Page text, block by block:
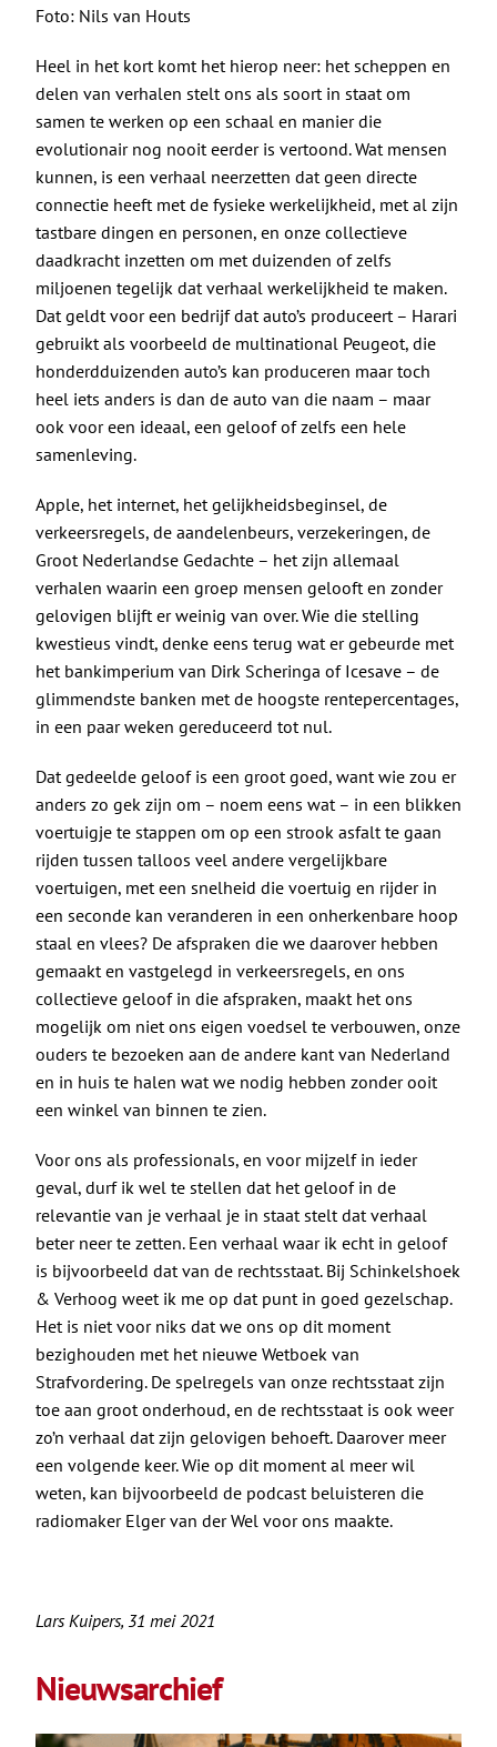
Foto: Nils van Houts
Heel in het kort komt het hierop neer: het scheppen en
delen van verhalen stelt ons als soort in staat om
samen te werken op een schaal en manier die
evolutionair nog nooit eerder is vertoond. Wat mensen
kunnen, is een verhaal neerzetten dat geen directe
connectie heeft met de fysieke werkelijkheid, met al zijn
tastbare dingen en personen, en onze collectieve
daadkracht inzetten om met duizenden of zelfs
miljoenen tegelijk dat verhaal werkelijkheid te maken.
Dat geldt voor een bedrijf dat auto’s produceert – Harari
gebruikt als voorbeeld de multinational Peugeot, die
honderdduizenden auto’s kan produceren maar toch
heel iets anders is dan de auto van die naam – maar
ook voor een ideaal, een geloof of zelfs een hele
samenleving.
Apple, het internet, het gelijkheidsbeginsel, de
verkeersregels, de aandelenbeurs, verzekeringen, de
Groot Nederlandse Gedachte – het zijn allemaal
verhalen waarin een groep mensen gelooft en zonder
gelovigen blijft er weinig van over. Wie die stelling
kwestieus vindt, denke eens terug wat er gebeurde met
het bankimperium van Dirk Scheringa of Icesave – de
glimmendste banken met de hoogste rentepercentages,
in een paar weken gereduceerd tot nul.
Dat gedeelde geloof is een groot goed, want wie zou er
anders zo gek zijn om – noem eens wat – in een blikken
voertuigje te stappen om op een strook asfalt te gaan
rijden tussen talloos veel andere vergelijkbare
voertuigen, met een snelheid die voertuig en rijder in
een seconde kan veranderen in een onherkenbare hoop
staal en vlees? De afspraken die we daarover hebben
gemaakt en vastgelegd in verkeersregels, en ons
collectieve geloof in die afspraken, maakt het ons
mogelijk om niet ons eigen voedsel te verbouwen, onze
ouders te bezoeken aan de andere kant van Nederland
en in huis te halen wat we nodig hebben zonder ooit
een winkel van binnen te zien.
Voor ons als professionals, en voor mijzelf in ieder
geval, durf ik wel te stellen dat het geloof in de
relevantie van je verhaal je in staat stelt dat verhaal
beter neer te zetten. Een verhaal waar ik echt in geloof
is bijvoorbeeld dat van de rechtsstaat. Bij Schinkelshoek
& Verhoog weet ik me op dat punt in goed gezelschap.
Het is niet voor niks dat we ons op dit moment
bezighouden met het nieuwe Wetboek van
Strafvordering. De spelregels van onze rechtsstaat zijn
toe aan groot onderhoud, en de rechtsstaat is ook weer
zo’n verhaal dat zijn gelovigen behoeft. Daarover meer
een volgende keer. Wie op dit moment al meer wil
weten, kan bijvoorbeeld de podcast beluisteren die
radiomaker Elger van der Wel voor ons maakte.
Lars Kuipers, 31 mei 2021
Nieuwsarchief